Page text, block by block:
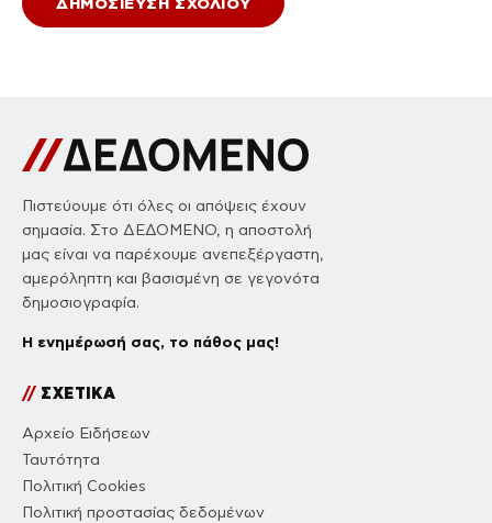
Πιστεύουμε ότι όλες οι απόψεις έχουν
σημασία. Στο ΔΕΔΟΜΕΝΟ, η αποστολή
μας είναι να παρέχουμε ανεπεξέργαστη,
αμερόληπτη και βασισμένη σε γεγονότα
δημοσιογραφία.
Η ενημέρωσή σας, το πάθος μας!
//ΣΧΕΤΙΚΑ
Αρχείο Ειδήσεων
Ταυτότητα
Πολιτική Cookies
Πολιτική προστασίας δεδομένων